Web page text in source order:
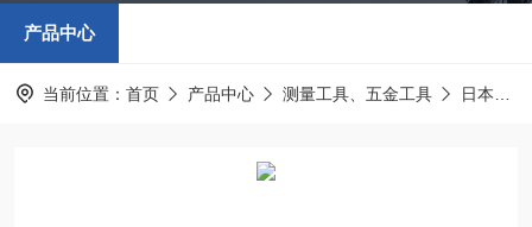
产品中心
当前位置： 首页 产品中心 测量工具、五金工具 日本MAX麦克斯